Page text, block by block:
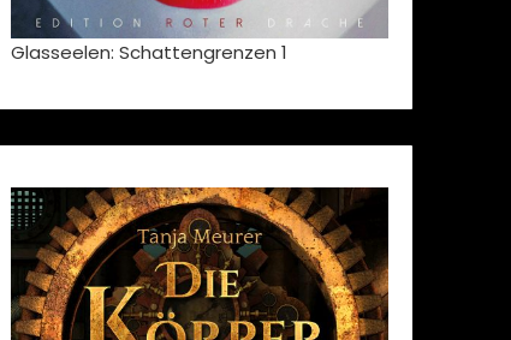
Glasseelen: Schattengrenzen 1